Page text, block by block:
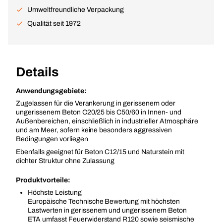
Umweltfreundliche Verpackung
Qualität seit 1972
Details
Anwendungsgebiete:
Zugelassen für die Verankerung in gerissenem oder
ungerissenem Beton C20/25 bis C50/60 in Innen- und
Außenbereichen, einschließlich in industrieller Atmosphäre
und am Meer, sofern keine besonders aggressiven
Bedingungen vorliegen
Ebenfalls geeignet für Beton C12/15 und Naturstein mit
dichter Struktur ohne Zulassung
Produktvorteile:
Höchste Leistung
Europäische Technische Bewertung mit höchsten
Lastwerten in gerissenem und ungerissenem Beton
ETA umfasst Feuerwiderstand R120 sowie seismische